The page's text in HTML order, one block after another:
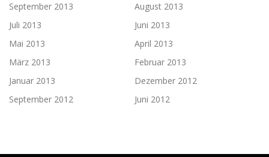
September 2013
August 2013
Juli 2013
Juni 2013
Mai 2013
April 2013
März 2013
Februar 2013
Januar 2013
Dezember 2012
September 2012
Juni 2012